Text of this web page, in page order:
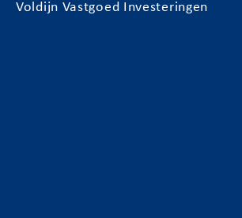
Voldijn Vastgoed Investeringen